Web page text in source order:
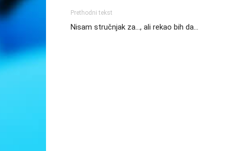
Prethodni tekst
Nisam stručnjak za…, ali rekao bih da…